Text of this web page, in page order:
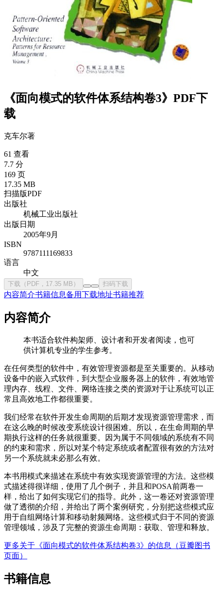
《面向模式的软件体系结构卷3》PDF下
载
克车尔著
61 查看
7.7 分
169 页
17.35 MB
扫描版PDF
出版社
机械工业出版社
出版日期
2005年9月
ISBN
9787111169833
语言
中文
下载（PDF，17.35 MB） 扫码下载
内容简介书籍信息备用下载地址书籍推荐
内容简介
本书适合软件构架师、设计者和开发者阅读，也可
供计算机专业的学生参考。
在任何类型的软件中，有效管理资源都是至关重要的。从移动
设备中的嵌入式软件，到大型企业服务器上的软件，有效地管
理内存、线程、文件、网络连接之类的资源对于让系统可以正
常且高效地工作都很重要。
我们经常在软件开发生命周期的后期才发现资源管理需求，而
在这么晚的时候改变系统设计很困难。所以，在生命周期的早
期执行这样的任务就很重要。因为属于不同领域的系统有不同
的约束和需求，所以对某个特定系统或者配置很有效的方法对
另一个系统就未必那么有效。
本书用模式来描述在系统中有效实现资源管理的方法。这些模
式描述得很详细，使用了几个例子，并且和POSA前两卷一
样，给出了如何实现它们的指导。此外，这一卷还对资源管理
做了透彻的介绍，并给出了两个案例研究，分别把这些模式应
用于自组网络计算和移动射频网络。这些模式归于不同的资源
管理领域，涉及了完整的资源生命周期：获取、管理和释放。
更多关于《面向模式的软件体系结构卷3》的信息（豆瓣图书
页面）
书籍信息